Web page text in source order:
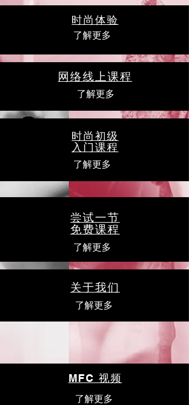
时尚体验
了解更多
网络线上课程
了解更多
时尚初级
入门课程
了解更多
尝试一节
免费课程
了解更多
关于我们
了解更多
MFC 视频
了解更多